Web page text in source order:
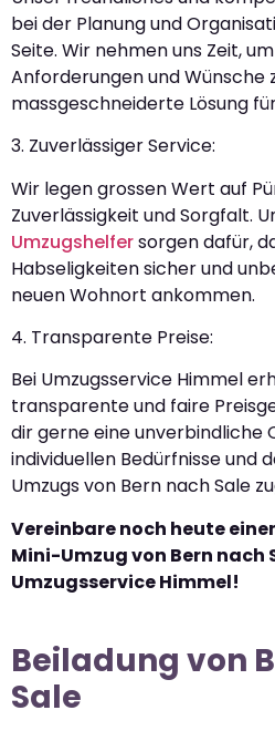
bei der Planung und
Seite. Wir nehmen uns Zeit,
Anforderungen und Wünsche
massgeschneiderte Lösung
3. Zuverlässiger Service:
Wir legen grossen Wert auf
Zuverlässigkeit und Sorgfalt.
Umzugshelfersorgen dafür,
Habseligkeiten sicher und
neuen Wohnort ankommen.
4. Transparente Preise:
Bei Umzugsservice Himmel
transparente und faire
dir gerne eine unverbindliche
individuellen Bedürfnisse und
Umzugs von Bern nach Sale
Vereinbare noch heute
Mini-Umzug von Bern nach
Umzugsservice Himmel!
Beiladung von
Sale